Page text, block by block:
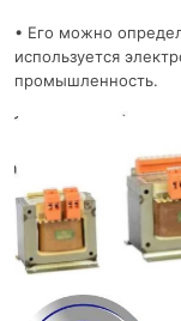
• Его можно
используется
промышленность.